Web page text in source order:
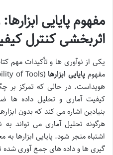
مفهوم پایایی
اثربخشی کنترل
یکی از نوآوری ها و تأکیدات مهم
مفهوم پایایی ابزارها
هویداست. در حالی که تمرکز بر
کیفیت آماری و تحلیل داده ها
بنیادین اشاره می کند که بدون
هرگونه تحلیل آماری می تواند
اشتباه منجر شود. پایایی ابزارها به
گیری ها و داده های جمع آوری شده